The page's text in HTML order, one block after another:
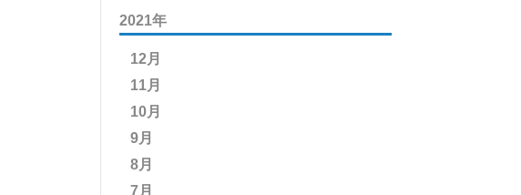
2021年
12月
11月
10月
9月
8月
7月